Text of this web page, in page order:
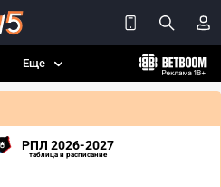
Еще
РПЛ 2026-2027
таблица и расписание